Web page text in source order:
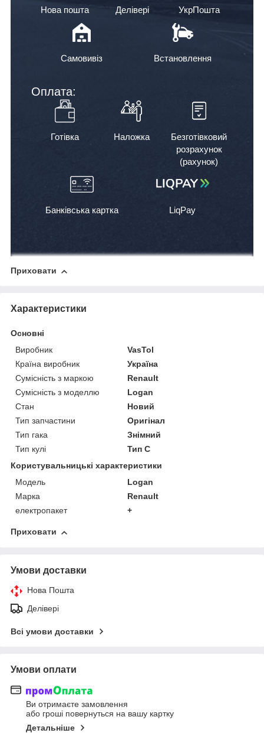
Нова пошта Делівері УкрПошта
Самовивіз Встановлення
Оплата:
Готівка Наложка
Безготівковий
розрахунок
(рахунок)
Банківська картка LiqPay
Приховати
Характеристики
Основні
Виробник
VasTol
Країна виробник
Україна
Сумісність з маркою
Renault
Сумісність з моделлю
Logan
Стан
Новий
Тип запчастини
Оригінал
Тип гака
Знімний
Тип кулі
Тип C
Користувальницькі характеристики
Модель
Logan
Марка
Renault
електропакет
+
Приховати
Умови доставки
Нова Пошта
Делівері
Всі умови доставки
Умови оплати
Ви отримаєте замовлення
або гроші повернуться на вашу картку
Детальніше